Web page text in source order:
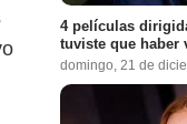
4 películas
tuviste que haber
domingo, 21 de